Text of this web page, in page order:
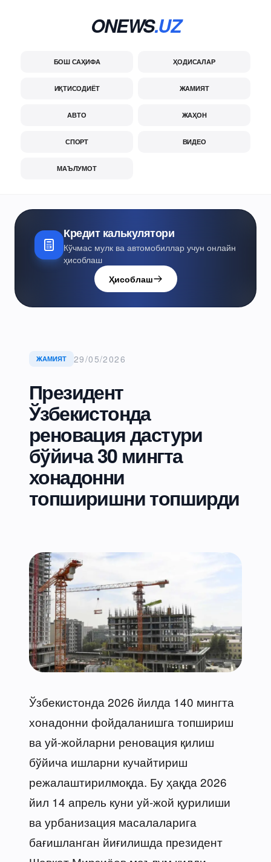
ONEWS.UZ
БОШ САҲИФА ҲОДИСАЛАР
ИҚТИСОДИЁТ ЖАМИЯТ
АВТО ЖАҲОН
СПОРТ ВИДЕО
МАЪЛУМОТ
Кредит калькулятори
Кўчмас мулк ва автомобиллар учун онлайн
ҳисоблаш
Ҳисоблаш
ЖАМИЯТ 29/05/2026
Президент
Ўзбекистонда
реновация дастури
бўйича 30 мингта
хонадонни
топширишни топширди
Ўзбекистонда 2026 йилда 140 мингта
хонадонни фойдаланишга топшириш
ва уй-жойларни реновация қилиш
бўйича ишларни кучайтириш
режалаштирилмоқда. Бу ҳақда 2026
йил 14 апрель куни уй-жой қурилиши
ва урбанизация масалаларига
бағишланган йиғилишда президент